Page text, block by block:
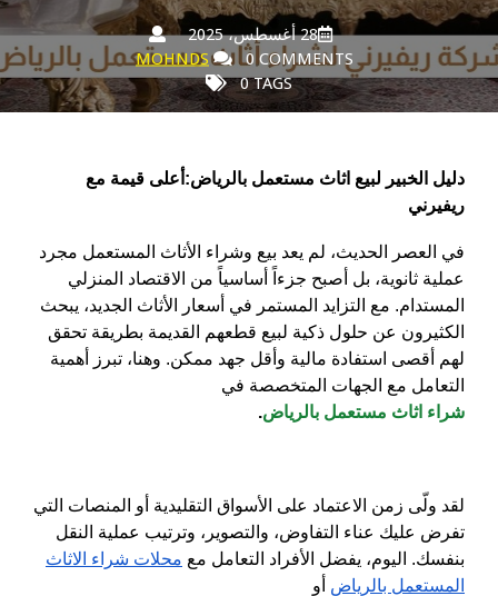
28 أغسطس، 2025
MOHNDS
0 COMMENTS
0 TAGS
دليل الخبير لبيع اثاث مستعمل بالرياض:أعلى قيمة مع
ريفيرني
في العصر الحديث، لم يعد بيع وشراء الأثاث المستعمل مجرد
عملية ثانوية، بل أصبح جزءاً أساسياً من الاقتصاد المنزلي
المستدام. مع التزايد المستمر في أسعار الأثاث الجديد، يبحث
الكثيرون عن حلول ذكية لبيع قطعهم القديمة بطريقة تحقق
لهم أقصى استفادة مالية وأقل جهد ممكن. وهنا، تبرز أهمية
التعامل مع الجهات المتخصصة في
شراء اثاث مستعمل بالرياض.
لقد ولّى زمن الاعتماد على الأسواق التقليدية أو المنصات التي
تفرض عليك عناء التفاوض، والتصوير، وترتيب عملية النقل
بنفسك. اليوم، يفضل الأفراد التعامل مع محلات شراء الاثاث
المستعمل بالرياض أو